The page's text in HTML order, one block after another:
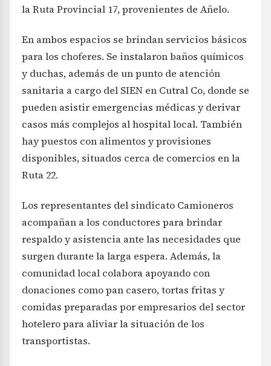
la Ruta Provincial 17, provenientes de Añelo.
En ambos espacios se brindan servicios básicos
para los choferes. Se instalaron baños químicos
y duchas, además de un punto de atención
sanitaria a cargo del SIEN en Cutral Co, donde se
pueden asistir emergencias médicas y derivar
casos más complejos al hospital local. También
hay puestos con alimentos y provisiones
disponibles, situados cerca de comercios en la
Ruta 22.
Los representantes del sindicato Camioneros
acompañan a los conductores para brindar
respaldo y asistencia ante las necesidades que
surgen durante la larga espera. Además, la
comunidad local colabora apoyando con
donaciones como pan casero, tortas fritas y
comidas preparadas por empresarios del sector
hotelero para aliviar la situación de los
transportistas.